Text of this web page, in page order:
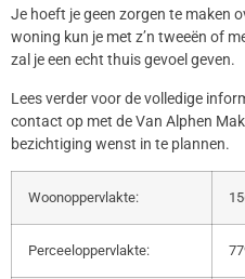
Je hoeft je geen zorgen te maken
woning kun je met z’n tweeën of
zal je een echt thuis gevoel geven.
Lees verder voor de volledige
contact op met de Van Alphen
bezichtiging wenst in te plannen.
Woonoppervlakte:
Perceeloppervlakte: